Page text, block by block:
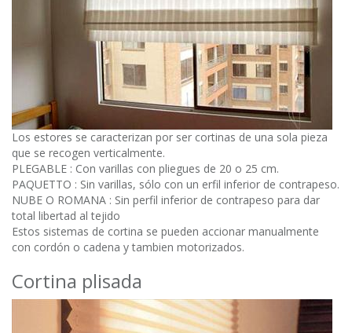
Los estores se caracterizan por ser cortinas de una sola pieza
que se recogen verticalmente.
PLEGABLE : Con varillas con pliegues de 20 o 25 cm.
PAQUETTO : Sin varillas, sólo con un erfil inferior de contrapeso.
NUBE O ROMANA : Sin perfil inferior de contrapeso para dar
total libertad al tejido
Estos sistemas de cortina se pueden accionar manualmente
con cordón o cadena y tambien motorizados.
Cortina plisada